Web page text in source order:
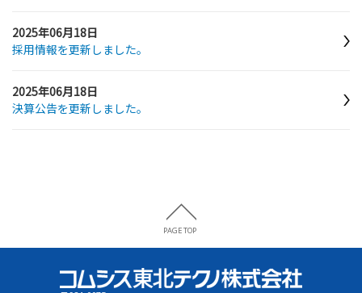
2025年06月18日
採用情報を更新しました。
2025年06月18日
決算公告を更新しました。